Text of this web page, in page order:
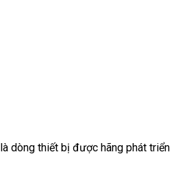
là dòng thiết bị được hãng phát triển